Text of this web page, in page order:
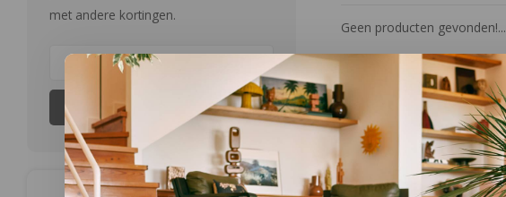
met andere kortingen.
Abonneer
Geen producten gevonden!...